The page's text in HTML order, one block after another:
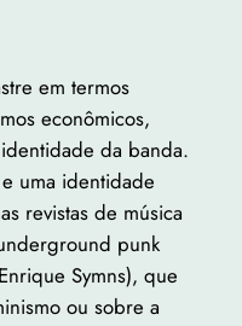
em termos
econômicos,
da banda.
uma identidade
revistas de música
punk
Symns), que
ou sobre a